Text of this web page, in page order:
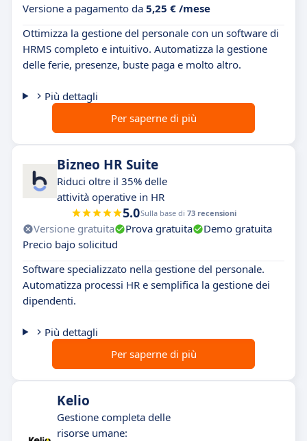
Versione a pagamento da 5,25 € /mese
Ottimizza la gestione del personale con un software di
HRMS completo e intuitivo. Automatizza la gestione
delle ferie, presenze, buste paga e molto altro.
Più dettagli
Per saperne di più
Bizneo HR Suite
Riduci oltre il 35% delle
attività operative in HR
5.0Sulla base di 73 recensioni
Versione gratuita Prova gratuita
Demo gratuita
Precio bajo solicitud
Software specializzato nella gestione del personale.
Automatizza processi HR e semplifica la gestione dei
dipendenti.
Più dettagli
Per saperne di più
Kelio
Gestione completa delle
risorse umane: